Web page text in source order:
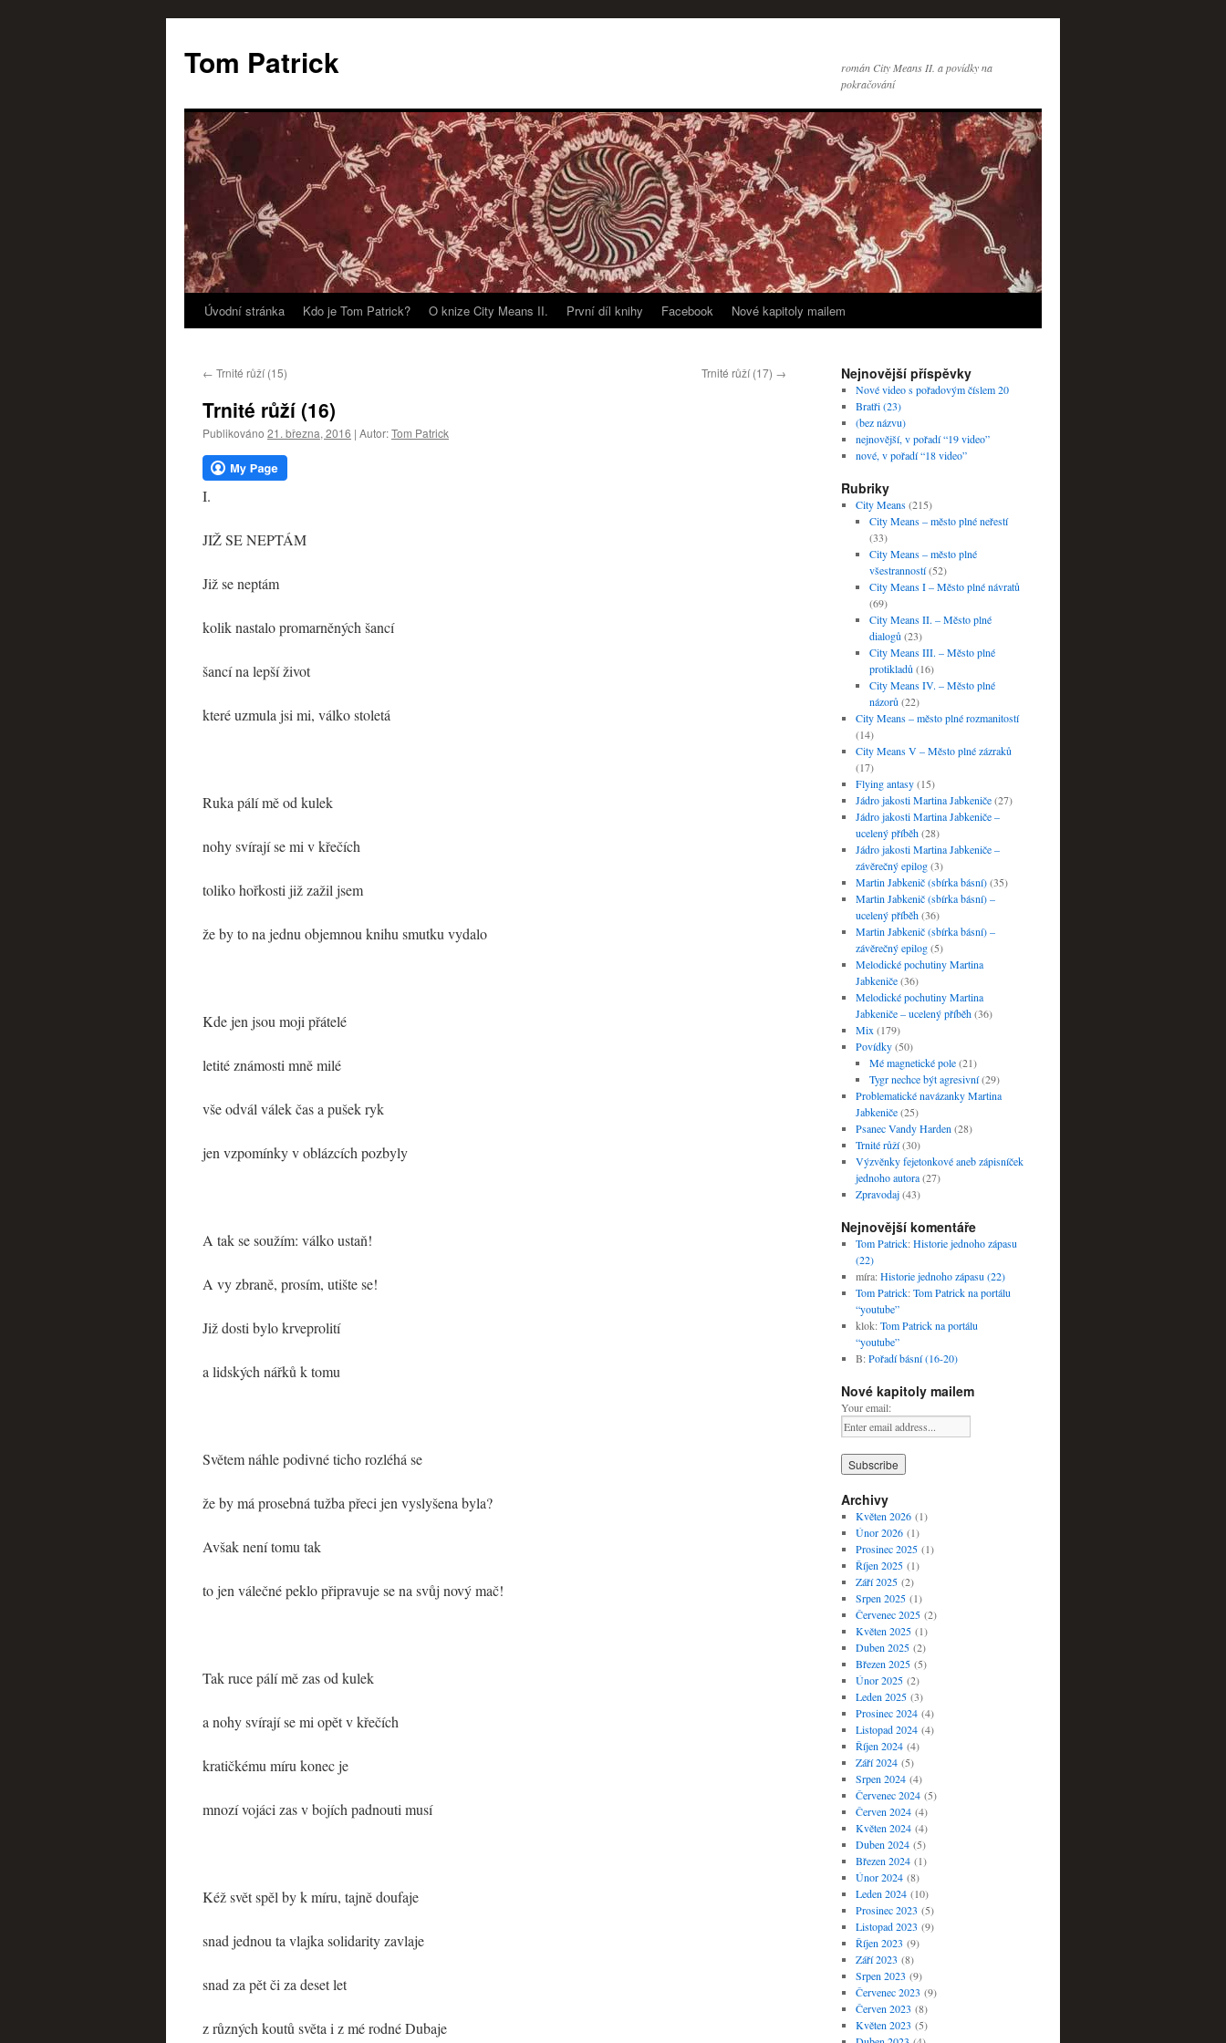
Tom Patrick
román City Means II. a povídky na
pokračování
Přejít
obsahu
Úvodní stránka Kdo je Tom Patrick? O knize City Means II. První díl knihy Facebook Nové kapitoly mailem
← Trnité růží (15) Trnité růží (17) →
Trnité růží (16)
Publikováno 21. března, 2016 | Autor:Tom Patrick
I.
JIŽ SE NEPTÁM
Již se neptám
kolik nastalo promarněných šancí
šancí na lepší život
které uzmula jsi mi, válko stoletá
Ruka pálí mě od kulek
nohy svírají se mi v křečích
toliko hořkosti již zažil jsem
že by to na jednu objemnou knihu smutku vydalo
Kde jen jsou moji přátelé
letité známosti mně milé
vše odvál válek čas a pušek ryk
jen vzpomínky v oblázcích pozbyly
A tak se soužím: válko ustaň!
A vy zbraně, prosím, utište se!
Již dosti bylo krveprolití
a lidských nářků k tomu
Světem náhle podivné ticho rozléhá se
že by má prosebná tužba přeci jen vyslyšena byla?
Avšak není tomu tak
to jen válečné peklo připravuje se na svůj nový mač!
Tak ruce pálí mě zas od kulek
a nohy svírají se mi opět v křečích
kratičkému míru konec je
mnozí vojáci zas v bojích padnouti musí
Kéž svět spěl by k míru, tajně doufaje
snad jednou ta vlajka solidarity zavlaje
snad za pět či za deset let
z různých koutů světa i z mé rodné Dubaje
Nejnovější příspěvky
Nové video s pořadovým číslem 20
Bratři (23)
(bez názvu)
nejnovější, v pořadí “19 video”
nové, v pořadí “18 video”
Rubriky
City Means(215)
City Means – město plné neřestí
(33)
City Means – město plné
všestranností(52)
City Means I – Město plné návratů
(69)
City Means II. – Město plné
dialogů (23)
City Means III. – Město plné
protikladů (16)
City Means IV. – Město plné
názorů (22)
City Means – město plné rozmanitostí
(14)
City Means V – Město plné zázraků
(17)
Flying antasy(15)
Jádro jakosti Martina Jabkeniče(27)
Jádro jakosti Martina Jabkeniče –
ucelený příběh(28)
Jádro jakosti Martina Jabkeniče –
závěrečný epilog(3)
Martin Jabkenič (sbírka básní)(35)
Martin Jabkenič (sbírka básní) –
ucelený příběh(36)
Martin Jabkenič (sbírka básní) –
závěrečný epilog(5)
Melodické pochutiny Martina
Jabkeniče(36)
Melodické pochutiny Martina
Jabkeniče – ucelený příběh(36)
Mix (179)
Povídky(50)
Mé magnetické pole(21)
Tygr nechce být agresivní(29)
Problematické navázanky Martina
Jabkeniče(25)
Psanec Vandy Harden (28)
Trnité růží(30)
Výzvěnky fejetonkové aneb zápisníček
jednoho autora(27)
Zpravodaj(43)
Nejnovější komentáře
Tom Patrick:Historie jednoho zápasu
(22)
míra:Historie jednoho zápasu (22)
Tom Patrick:Tom Patrick na portálu
“youtube”
klok:Tom Patrick na portálu
“youtube”
B:Pořadí básní (16-20)
Nové kapitoly mailem
Your email:
Archivy
Květen 2026(1)
Únor 2026(1)
Prosinec 2025(1)
Říjen 2025(1)
Září 2025(2)
Srpen 2025(1)
Červenec 2025(2)
Květen 2025(1)
Duben 2025(2)
Březen 2025(5)
Únor 2025(2)
Leden 2025(3)
Prosinec 2024(4)
Listopad 2024(4)
Říjen 2024(4)
Září 2024(5)
Srpen 2024(4)
Červenec 2024(5)
Červen 2024(4)
Květen 2024(4)
Duben 2024(5)
Březen 2024(1)
Únor 2024(8)
Leden 2024(10)
Prosinec 2023 (5)
Listopad 2023 (9)
Říjen 2023 (9)
Září 2023 (8)
Srpen 2023 (9)
Červenec 2023 (9)
Červen 2023 (8)
Květen 2023 (5)